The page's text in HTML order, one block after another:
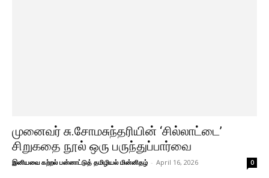
முனைவர் சு.சோமசுந்தரியின் ‘சில்லாட்டை’
சிறுகதை நூல் ஒரு பருந்துப்பார்வை
இனியவை கற்றல் பன்னாட்டுத் தமிழியல் மின்னிதழ் - April 16, 2026 0